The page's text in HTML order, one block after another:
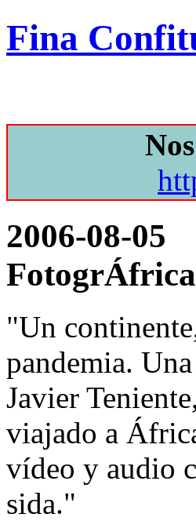
Fina
2006-08-05
"Un
pandemia.
Javier
viajado a
vídeo y audio
sida."